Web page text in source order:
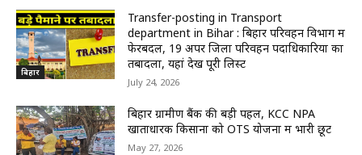
बिहार
Transfer-posting in Transport
department in Bihar : बिहार परिवहन विभाग में
फेरबदल, 19 अपर जिला परिवहन पदाधिकारियों का
तबादला, यहां देखें पूरी लिस्ट
July 24, 2026
बिहार ग्रामीण बैंक की बड़ी पहल, KCC NPA
खाताधारक किसानों को OTS योजना में भारी छूट
May 27, 2026